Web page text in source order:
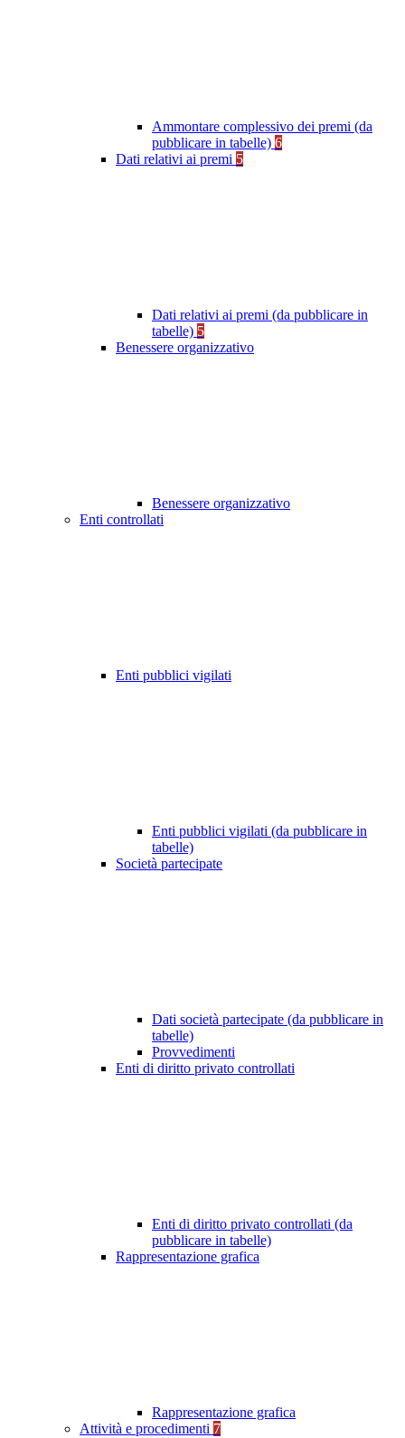
Ammontare complessivo dei premi (da
pubblicare in tabelle) 6
Dati relativi ai premi 5
Dati relativi ai premi (da pubblicare in
tabelle) 5
Benessere organizzativo
Benessere organizzativo
Enti controllati
Enti pubblici vigilati
Enti pubblici vigilati (da pubblicare in
tabelle)
Società partecipate
Dati società partecipate (da pubblicare in
tabelle)
Provvedimenti
Enti di diritto privato controllati
Enti di diritto privato controllati (da
pubblicare in tabelle)
Rappresentazione grafica
Rappresentazione grafica
Attività e procedimenti 7